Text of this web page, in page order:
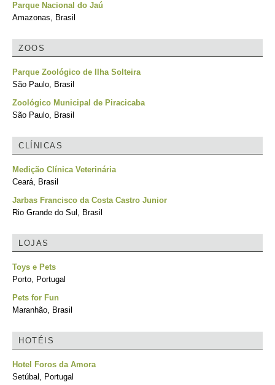
Parque Nacional do Jaú
Amazonas, Brasil
ZOOS
Parque Zoológico de Ilha Solteira
São Paulo, Brasil
Zoológico Municipal de Piracicaba
São Paulo, Brasil
CLÍNICAS
Medição Clínica Veterinária
Ceará, Brasil
Jarbas Francisco da Costa Castro Junior
Rio Grande do Sul, Brasil
LOJAS
Toys e Pets
Porto, Portugal
Pets for Fun
Maranhão, Brasil
HOTÉIS
Hotel Foros da Amora
Setúbal, Portugal